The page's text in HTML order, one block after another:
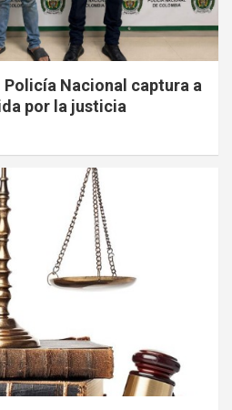
Policía Nacional captura a
por la justicia